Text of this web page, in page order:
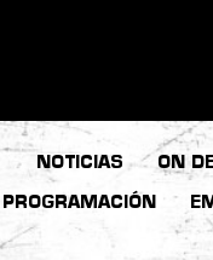
NOTICIAS ON
PROGRAMACIÓN